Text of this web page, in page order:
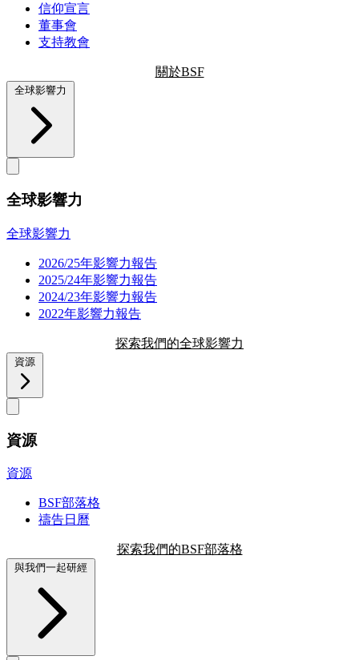
信仰宣言
董事會
支持教會
關於BSF
全球影響力
全球影響力
全球影響力
2026/25年影響力報告
2025/24年影響力報告
2024/23年影響力報告
2022年影響力報告
探索我們的全球影響力
資源
資源
資源
BSF部落格
禱告日曆
探索我們的BSF部落格
與我們一起研經